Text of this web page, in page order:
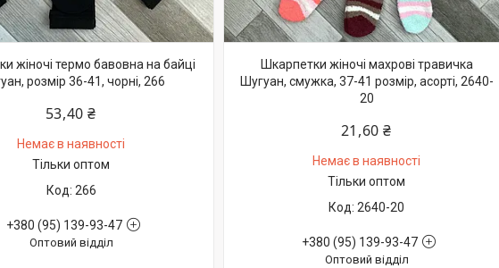
жіночі термо бавовна на байці
розмір 36-41, чорні, 266
53,40 ₴
Немає в наявності
Тільки оптом
266
+380 (95) 139-93-47
Оптовий відділ
Шкарпетки жіночі махрові травичка
Шугуан, смужка, 37-41 розмір, асорті, 2640-
20
21,60 ₴
Немає в наявності
Тільки оптом
2640-20
+380 (95) 139-93-47
Оптовий відділ